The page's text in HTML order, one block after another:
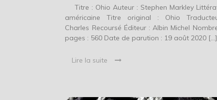
Titre : Ohio Auteur : Stephen Markley
américaine Titre original : Ohio
Charles Recoursé Éditeur : Albin Michel
pages : 560 Date de parution : 19 août 2020 […]
Lire la suite